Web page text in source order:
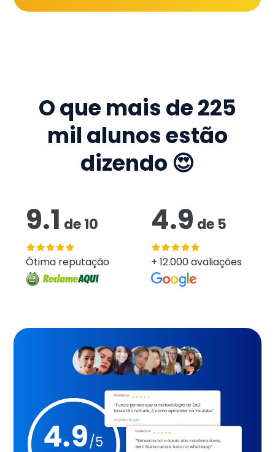
O que mais de225
mil alunos estão
dizendo 😍
9.1 de10
Ótima reputação
4.9 de 5
+ 12.000 avaliações